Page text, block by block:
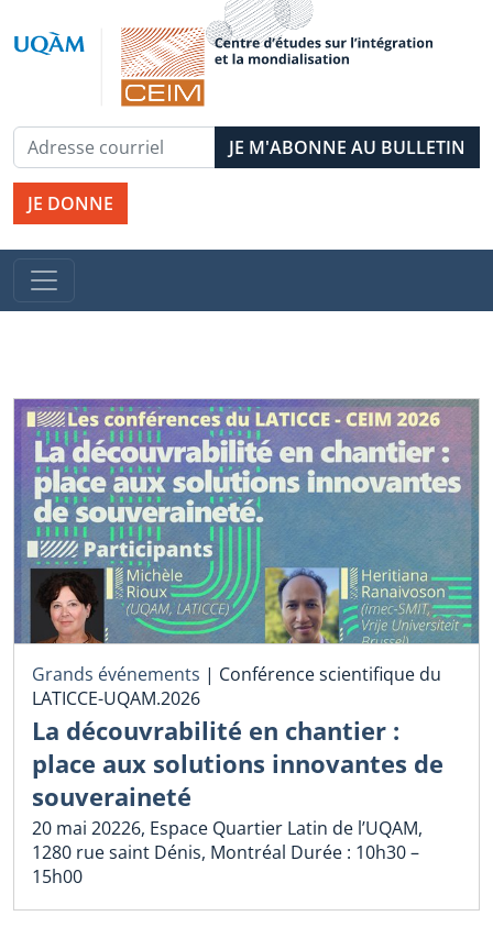
JE DONNE
Grands événements | Conférence scientifique du
LATICCE-UQAM.2026
La découvrabilité en chantier :
place aux solutions innovantes de
souveraineté
20 mai 20226, Espace Quartier Latin de l’UQAM,
1280 rue saint Dénis, Montréal Durée : 10h30 –
15h00